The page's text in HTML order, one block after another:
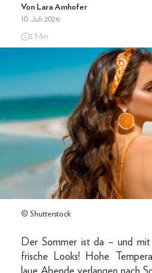
Von Lara Amhofer
10. Juli 2026
3 Min.
© Shutterstock
Der Sommer ist da – und
frische Looks! Hohe